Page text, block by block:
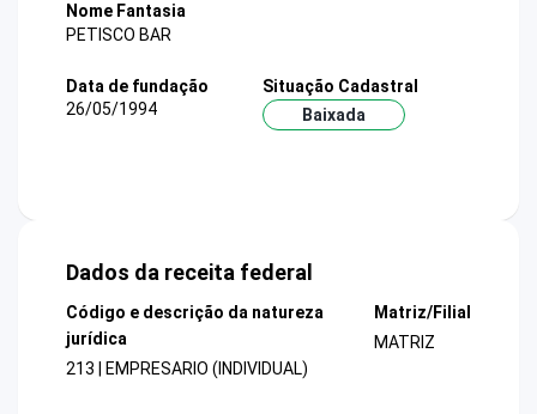
Nome Fantasia
PETISCO BAR
Data de fundação
26/05/1994
Situação Cadastral
Baixada
Dados da receita federal
Código e descrição da natureza
jurídica
213 | EMPRESARIO (INDIVIDUAL)
Matriz/Filial
MATRIZ